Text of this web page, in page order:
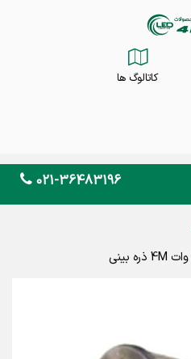
کاتالوگ ها
021-36483196